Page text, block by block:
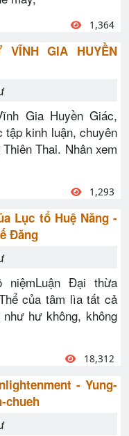
1,364
VĨNH GIA HUYỀN
Gia Huyền Giác,
kinh luận, chuyên
Thai. Nhân xem
1,293
Lục tổ Huệ Năng -
Đăng
niệmLuận Đại thừa
của tâm lìa tất cả
hư không, không
18,312
- Yung-
chueh